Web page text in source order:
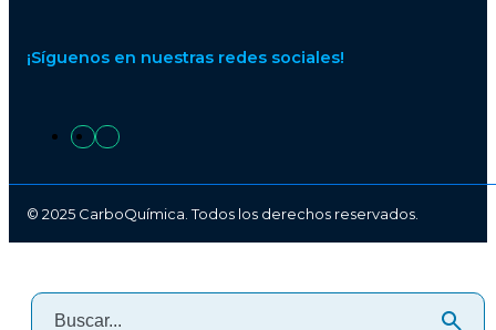
¡Síguenos en nuestras redes sociales!
© 2025 CarboQuímica. Todos los derechos reservados.